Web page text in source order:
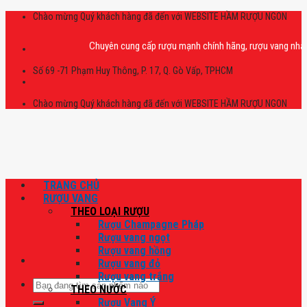
Skip
Chào mừng Quý khách hàng đã đến với WEBSITE HẦM RƯỢU NGON
Chuyên cung cấp rượu mạnh chính hãng, rượu vang nhập
Số 69 -71 Phạm Huy Thông, P. 17, Q. Gò Vấp, TPHCM
Chào mừng Quý khách hàng đã đến với WEBSITE HẦM RƯỢU NGON
Tìm
kiếm:
TRANG CHỦ
RƯỢU VANG
THEO LOẠI RƯỢU
Rượu Champagne Pháp
Rượu vang ngọt
Rượu vang hồng
Rượu vang đỏ
Rượu vang trắng
THEO NƯỚC
Rượu Vang Ý